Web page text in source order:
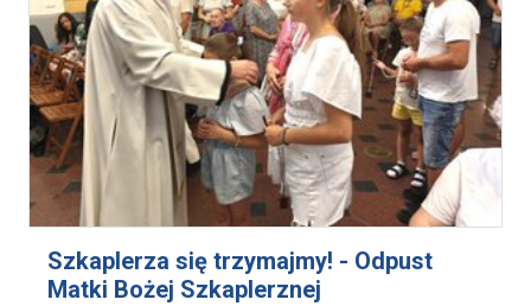
Szkaplerza się trzymajmy! - Odpust
Matki Bożej Szkaplerznej